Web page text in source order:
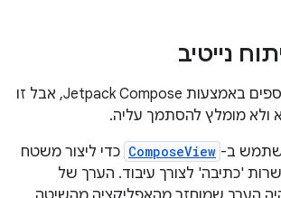
אפשר להטמיע תוספים באמצעות Jetpack Compose, אבל זו
ולא מומלץ להסתמך עליה.
ב- ComposeView כדי ליצור משטח
'כתיבה' לצורך עיבוד. הערך של